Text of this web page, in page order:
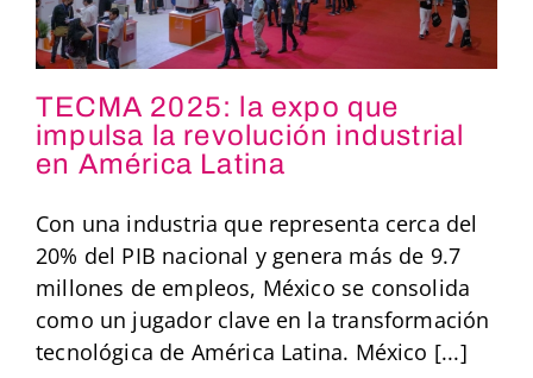
Blog
ContactoTECMA 2025: la
la revolución
industrial en
América Latina
TECMA 2025: la expo que
impulsa la revolución industrial
en América Latina
Con una industria que representa cerca del
20% del PIB nacional y genera más de 9.7
millones de empleos, México se consolida
como un jugador clave en la transformación
tecnológica de América Latina. México [...]